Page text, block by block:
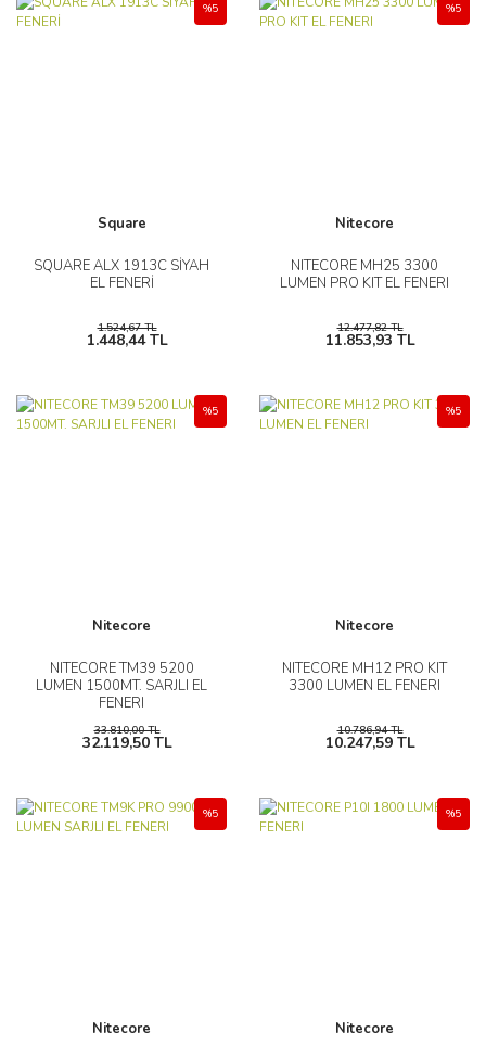
Square
SQUARE ALX 1913C SİYAH
EL FENERİ
%5
1.524,67 TL
1.448,44 TL
Nitecore
NITECORE MH25 3300
LUMEN PRO KIT EL FENERI
%5
12.477,82 TL
11.853,93 TL
Nitecore
NITECORE TM39 5200
LUMEN 1500MT. SARJLI EL
FENERI
%5
33.810,00 TL
32.119,50 TL
Nitecore
NITECORE MH12 PRO KIT
3300 LUMEN EL FENERI
%5
10.786,94 TL
10.247,59 TL
Nitecore
%5
Nitecore
%5